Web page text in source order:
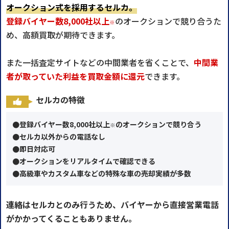
オークション式を採用するセルカ。
登録バイヤー数8,000社以上※ のオークションで競り合うた
め、高額買取が期待できます。
また一括査定サイトなどの中間業者を省くことで、 中間業
者が取っていた利益を買取⾦額に還元できます。
セルカの特徴
●登録バイヤー数8,000社以上※ のオークションで競り合う
●セルカ以外からの電話なし
●即日対応可
●オークションをリアルタイムで確認できる
●高級車やカスタム車などの特殊な車の売却実績が多数
連絡はセルカとのみ行うため、バイヤーから直接営業電話
がかかってくることもありません。